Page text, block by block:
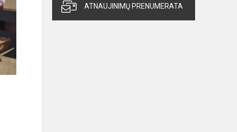
ATNAUJINIMŲ PRENUMERATA